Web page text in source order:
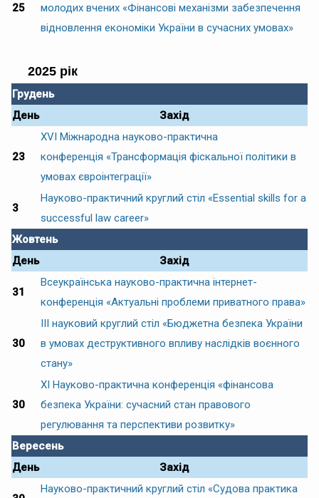
25
молодих вчених «Фінансові механізми забезпечення
відновлення економіки України в сучасних умовах»
2025 рік
Грудень
День
Захід
23
XVІ Міжнародна науково-практична
конференція «Трансформація фіскальної політики в
умовах євроінтеграції»
3
Науково-практичний круглий стіл «Essential skills for a
successful law career»
Жовтень
День
Захід
31
Всеукраїнська науково-практична інтернет-
конференція «Актуальні проблеми приватного права»
30
ІІІ науковий круглий стіл «Бюджетна безпека України
в умовах деструктивного впливу наслідків воєнного
стану»
30
ХІ Науково-практична конференція «фінансова
безпека України: сучасний стан правового
регулювання та перспективи розвитку»
Вересень
День
Захід
Науково-практичний круглий стіл «Судова практика